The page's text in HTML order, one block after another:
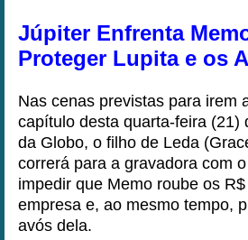
Júpiter Enfrenta
Proteger Lupita e os
Nas cenas previstas para irem
capítulo desta quarta-feira (21)
da Globo, o filho de Leda
correrá para a gravadora com
impedir que Memo roube os
empresa e, ao mesmo tempo,
avós dela.